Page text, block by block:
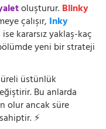
oluşturur.Blinky
çalışır,Inky
ise kararsız yaklaş-kaç
yeni bir strateji
üstünlük
Bu anlarda
olur ancak süre
⚡